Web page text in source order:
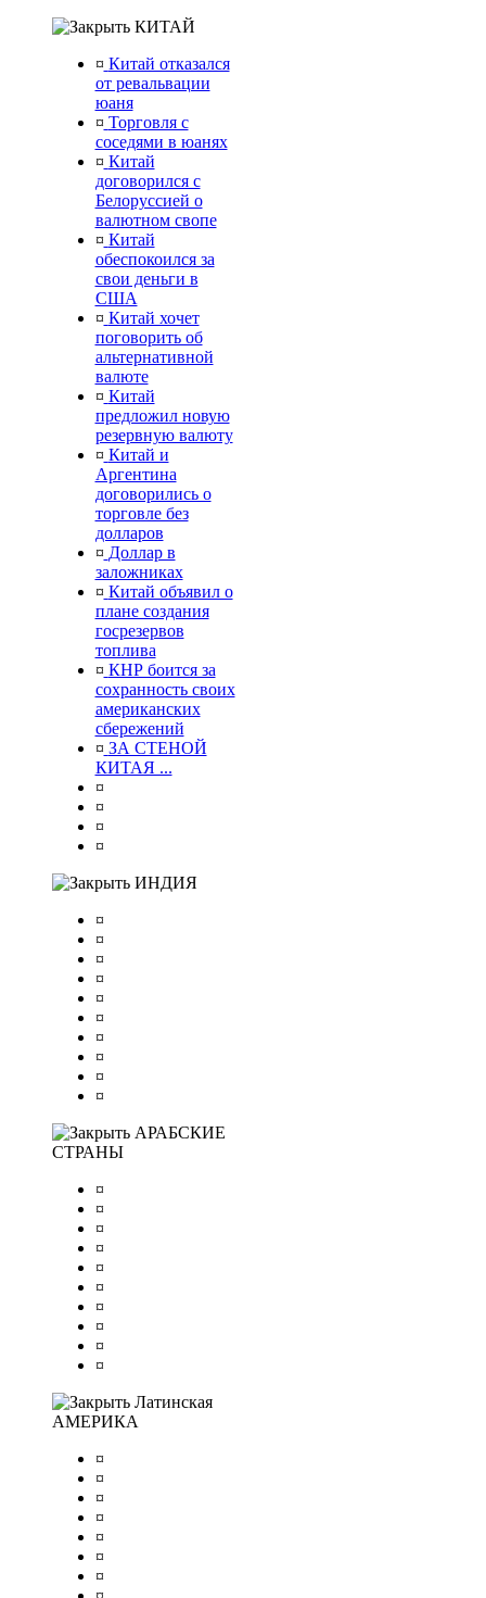
КИТАЙ
¤ Китай отказался
от ревальвации
юаня
¤ Торговля с
соседями в юанях
¤ Китай
договорился с
Белоруссией о
валютном свопе
¤ Китай
обеспокоился за
свои деньги в
США
¤ Китай хочет
поговорить об
альтернативной
валюте
¤ Китай
предложил новую
резервную валюту
¤ Китай и
Аргентина
договорились о
торговле без
долларов
¤ Доллар в
заложниках
¤ Китай объявил о
плане создания
госрезервов
топлива
¤ КНР боится за
сохранность своих
американских
сбережений
¤ ЗА СТЕНОЙ
КИТАЯ ...
¤
¤
¤
¤
ИНДИЯ
¤
¤
¤
¤
¤
¤
¤
¤
¤
¤
АРАБСКИЕ
СТРАНЫ
¤
¤
¤
¤
¤
¤
¤
¤
¤
¤
Латинская
АМЕРИКА
¤
¤
¤
¤
¤
¤
¤